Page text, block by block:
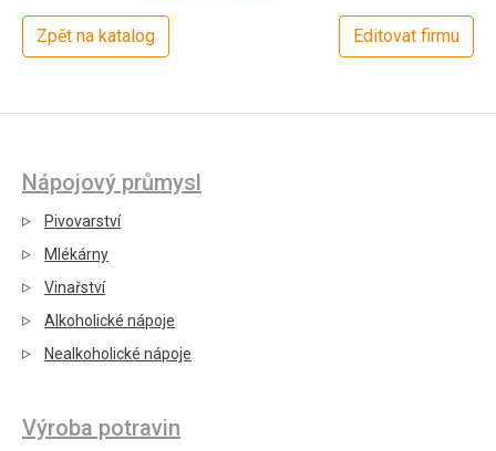
Zpět na katalog Editovat firmu
Nápojový průmysl
Pivovarství
Mlékárny
Vinařství
Alkoholické nápoje
Nealkoholické nápoje
Výroba potravin